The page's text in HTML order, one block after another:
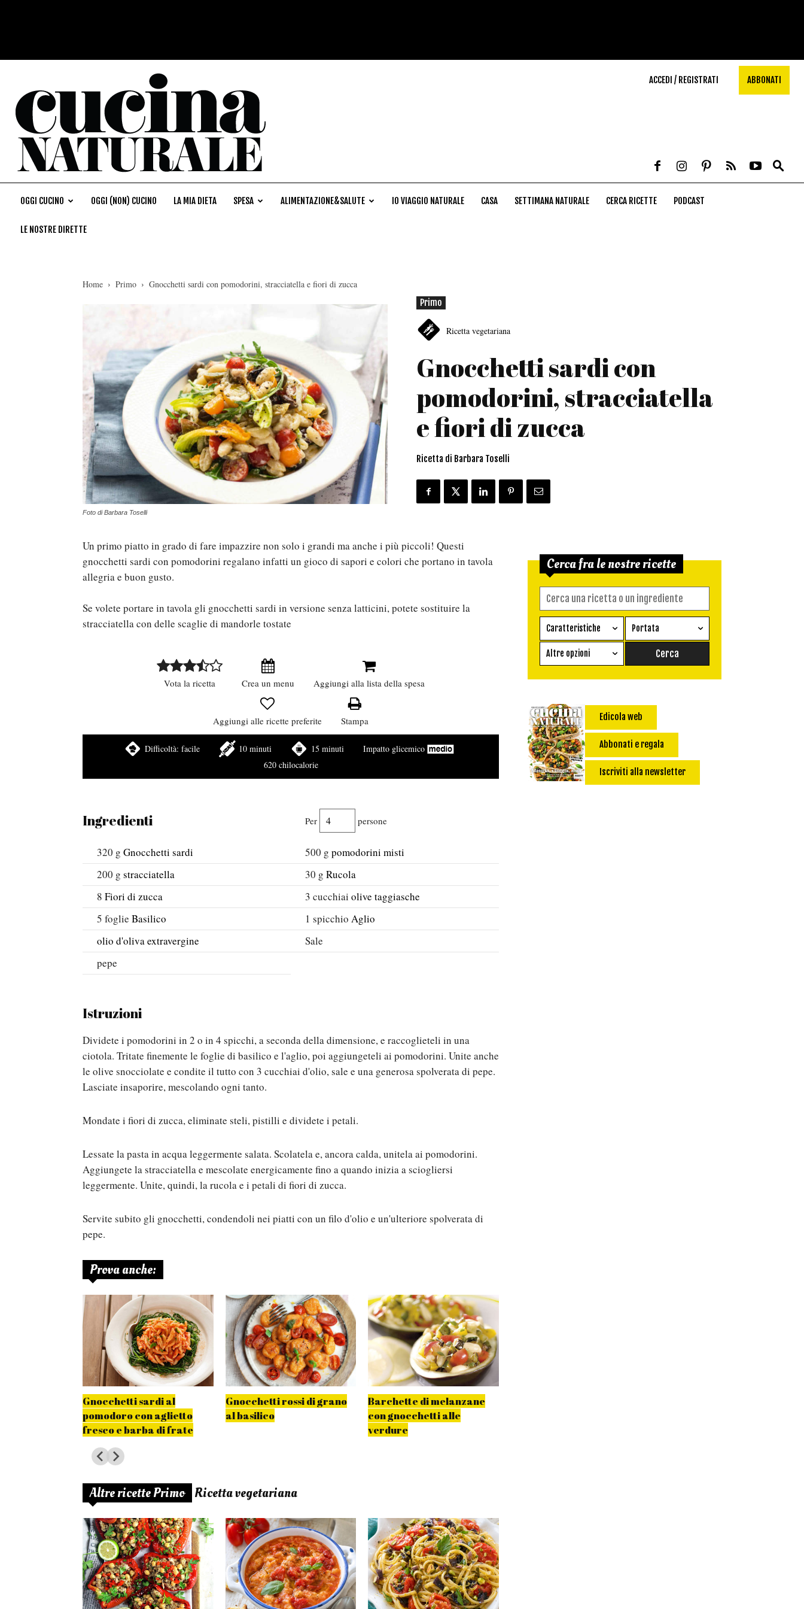
ACCEDI / REGISTRATI ABBONATI
OGGI CUCINO OGGI (NON) CUCINO LA MIA DIETA SPESA ALIMENTAZIONE&SALUTE IO VIAGGIO NATURALE CASA SETTIMANA NATURALE CERCA RICETTE PODCAST
LE NOSTRE DIRETTE
Home Primo Gnocchetti sardi con pomodorini, stracciatella e fiori di zucca
Foto di Barbara Toselli
Primo
Ricetta vegetariana
Gnocchetti sardi con
pomodorini, stracciatella
e fiori di zucca
Ricetta di Barbara Toselli
Un primo piatto in grado di fare impazzire non solo i grandi ma anche i più piccoli! Questi
gnocchetti sardi con pomodorini regalano infatti un gioco di sapori e colori che portano in tavola
allegria e buon gusto.
Se volete portare in tavola gli gnocchetti sardi in versione senza latticini, potete sostituire la
stracciatella con delle scaglie di mandorle tostate
Vota la ricetta Crea un menu Aggiungi alla lista della spesa
Aggiungi alle ricette preferite Stampa
Difficoltà: facile 10 minuti 15 minuti
Impatto glicemico
620 chilocalorie
Ingredienti Per persone
320 g Gnocchetti sardi 500 g pomodorini misti
200 g stracciatella 30 g Rucola
8 Fiori di zucca 3 cucchiai olive taggiasche
5 foglie Basilico 1 spicchio Aglio
olio d'oliva extravergine
Sale
pepe
Istruzioni
Dividete i pomodorini in 2 o in 4 spicchi, a seconda della dimensione, e raccoglieteli in una
ciotola. Tritate finemente le foglie di basilico e l'aglio, poi aggiungeteli ai pomodorini. Unite anche
le olive snocciolate e condite il tutto con 3 cucchiai d'olio, sale e una generosa spolverata di pepe.
Lasciate insaporire, mescolando ogni tanto.
Mondate i fiori di zucca, eliminate steli, pistilli e dividete i petali.
Lessate la pasta in acqua leggermente salata. Scolatela e, ancora calda, unitela ai pomodorini.
Aggiungete la stracciatella e mescolate energicamente fino a quando inizia a sciogliersi
leggermente. Unite, quindi, la rucola e i petali di fiori di zucca.
Servite subito gli gnocchetti, condendoli nei piatti con un filo d'olio e un'ulteriore spolverata di
pepe.
Prova anche:
Gnocchetti sardi al
pomodoro con aglietto
fresco e barba di frate
Gnocchetti rossi di grano
al basilico
Barchette di melanzane
con gnocchetti alle
verdure
Altre ricette Primo Ricetta vegetariana
Cerca fra le nostre ricette
Caratteristiche
Ricetta vegetariana
Senza glutine
senza uova
Vegan
Portata
Antipasto
Conserva
Dessert
Pane
Salsa
Secondo
Altre opzioni
Impatto Glicemico:
Calorie max (kcal):
Edicola web
Abbonati e regala
Iscriviti alla newsletter